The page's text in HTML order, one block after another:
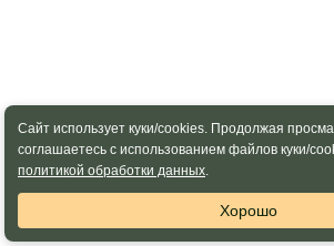
Сайт использует куки/cookies. Продолжая
соглашаетесь с использованием файлов куки/
политикой обработки данных.
Хорошо